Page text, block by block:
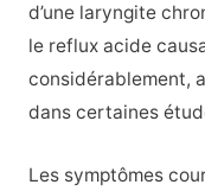
d’une laryngite
le reflux acide
considérablement,
dans certaines
Les symptômes